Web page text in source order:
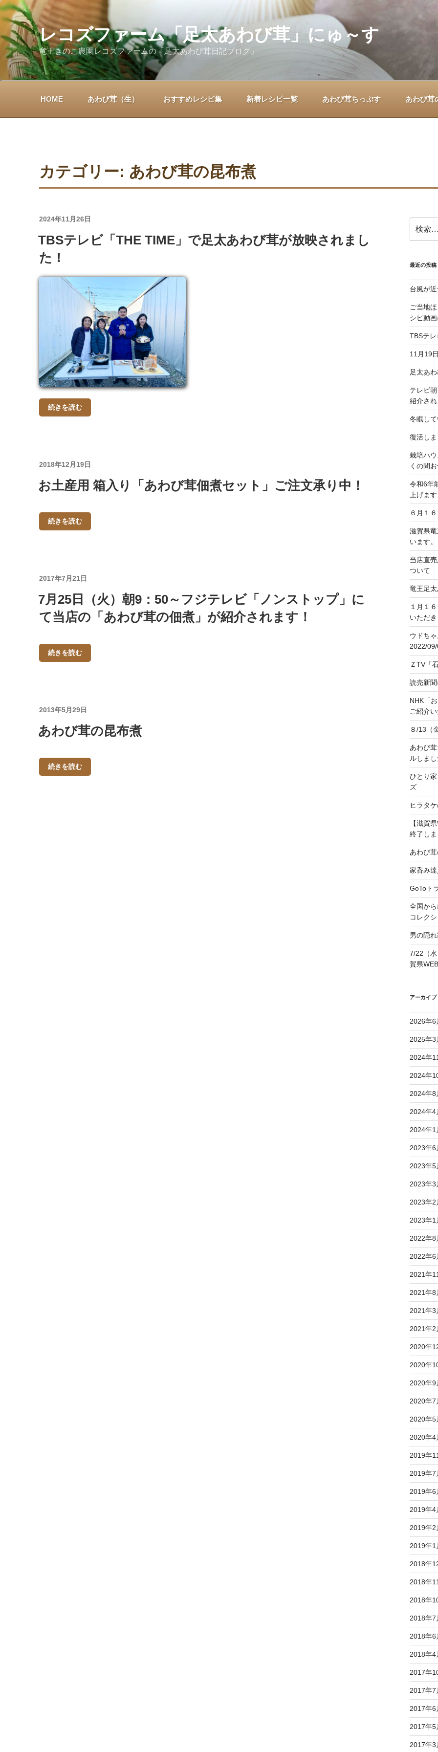
コ
ン
ン
ツ
レコズファーム「足太あわび茸」にゅ～す
竜王きのこ農園レコズファームの「足太あわび茸日記ブログ」
HOME あわび茸（生） おすすめレシピ集 新着レシピ一覧 あわび茸ちっぷす あわび茸
カテゴリー: あわび茸の昆布煮
投
日:
2024年11月26日
TBSテレビ「THE TIME」で足太あわび茸が放映されまし
た！
続きを読む
投
日:
2018年12月19日
お土産用 箱入り「あわび茸佃煮セット」ご注文承り中！
続きを読む
投
日:
2017年7月21日
7月25日（火）朝9：50～フジテレビ「ノンストップ」に
て当店の「あわび茸の佃煮」が紹介されます！
続きを読む
投
日:
2013年5月29日
あわび茸の昆布煮
続きを読む
索:
最近の投稿
台風が
ご当地
シピ動
TBSテレ
11月19
足太あ
テレビ
紹介され
冬眠し
復活しま
栽培ハ
くの間
令和6年
上げます
６月１
滋賀県
います。
当店直
ついて
竜王足太
１月１
いただ
ウドち
2022/09/
ＺTV「
読売新
NHK「
ご紹介
８/13（
あわび
ルしまし
ひとり
ズ
ヒラタ
【滋賀
終了しま
あわび
家呑み
GoToト
全国か
コレク
男の隠
7/22（
賀県
アーカイブ
2026年6
2025年3
2024年
2024年
2024年8
2024年4
2024年1
2023年6
2023年5
2023年3
2023年2
2023年1
2022年8
2022年6
2021年
2021年8
2021年3
2021年2
2020年
2020年
2020年9
2020年7
2020年5
2020年4
2019年
2019年7
2019年6
2019年4
2019年2
2019年1
2018年
2018年
2018年
2018年7
2018年6
2018年4
2017年
2017年7
2017年6
2017年5
2017年3